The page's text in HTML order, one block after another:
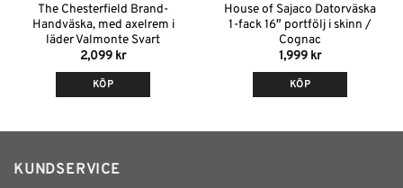
The Chesterfield Brand-
Handväska, med axelrem i
läder Valmonte Svart
2,099 kr
KÖP
House of Sajaco Datorväska
1-fack 16″ portfölj i skinn /
Cognac
1,999 kr
KÖP
KUNDSERVICE